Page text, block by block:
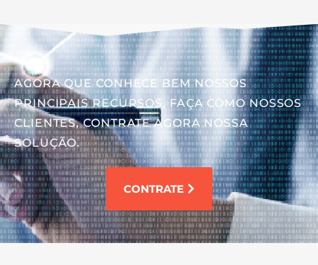
AGORA QUE CONHECE BEM NOSSOS
PRINCIPAIS RECURSOS, FAÇA COMO NOSSOS
CLIENTES, CONTRATE AGORA NOSSA
SOLUÇÃO.
CONTRATE